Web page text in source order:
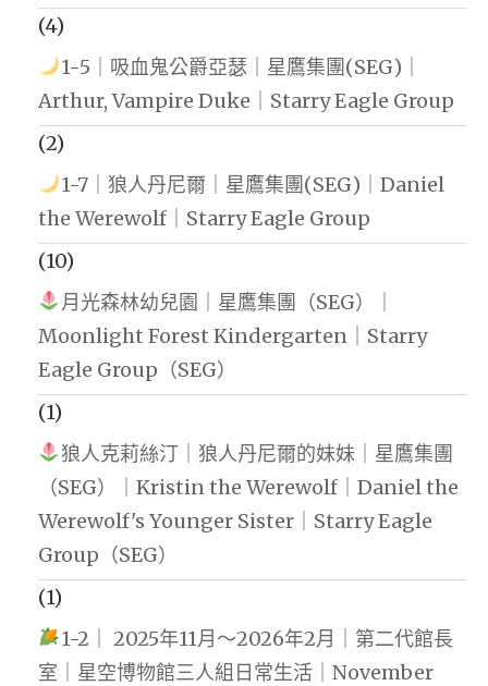
(4)
1-5｜吸血鬼公爵亞瑟｜星鷹集團(SEG)｜
Arthur, Vampire Duke｜Starry Eagle Group
(2)
1-7｜狼人丹尼爾｜星鷹集團(SEG)｜Daniel
the Werewolf｜Starry Eagle Group
(10)
月光森林幼兒園｜星鷹集團（SEG）｜
Moonlight Forest Kindergarten｜Starry
Eagle Group（SEG）
(1)
狼人克莉絲汀｜狼人丹尼爾的妹妹｜星鷹集團
（SEG）｜Kristin the Werewolf｜Daniel the
Werewolf's Younger Sister｜Starry Eagle
Group（SEG）
(1)
1-2｜ 2025年11月～2026年2月｜第二代館長
室｜星空博物館三人組日常生活｜November